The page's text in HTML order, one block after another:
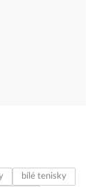
bílé tenisky